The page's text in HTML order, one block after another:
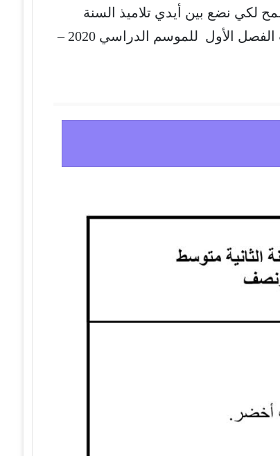
لكي نضع بين أيدي تلاميذ السنة
لكي يتم الاستفادة منها للتحضير لامتحانات الفصل الأول للموسم الدراسي 2020 –